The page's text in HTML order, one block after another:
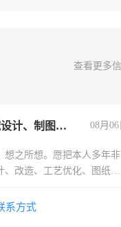
查看更多
兼职机械设计、制图、设备改造 08月06
想之所想。愿把本人多年非
、改造、工艺优化、图纸制
士，共享未来。
系方式